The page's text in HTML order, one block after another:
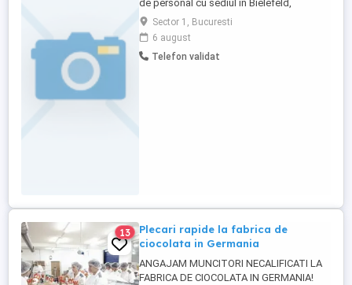
de personal cu sediul în Bielefeld,
recrutează candidați pentru locuri de
muncă în Germania. LOCUL DE MUNCĂ
Bielefeld și împrejurimi, Germania.
POSTURI DISPONIBILE - Lucrători în
Sector 1, Bucuresti
6 august
Telefon validat
13
Plecari rapide la fabrica de
ciocolata in Germania
ANGAJAM MUNCITORI NECALIFICATI LA
FABRICA DE CIOCOLATA IN GERMANIA!